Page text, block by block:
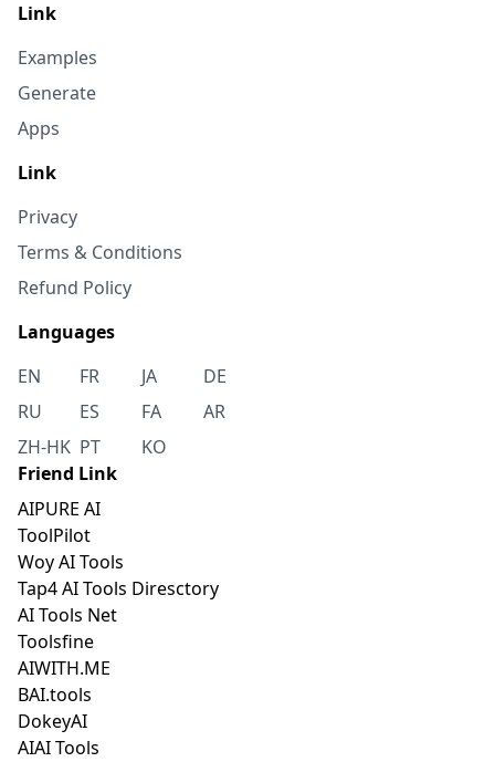
Link
Examples
Generate
Apps
Link
Privacy
Terms & Conditions
Refund Policy
Languages
EN
FR JA
DE
RU
ES FA
AR
ZH-HK PT
KO
Friend Link
AIPURE AI
ToolPilot
Woy AI Tools
Tap4 AI Tools Diresctory
AI Tools Net
Toolsfine
AIWITH.ME
BAI.tools
DokeyAI
AIAI Tools